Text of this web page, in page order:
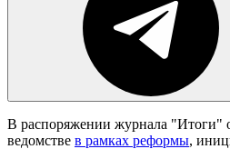
В распоряжении журнала "Итоги"
ведомстве в рамках реформы,